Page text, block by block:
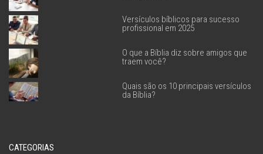
Versículos bíblicos para sucesso
profissional em 2025
O que a Bíblia diz sobre amigos que
traem você?
Quais são os 10 principais versículos
da Bíblia?
CATEGORIAS